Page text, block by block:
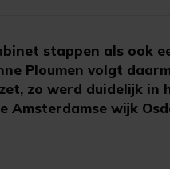
stappen als ook
Ploumen volgt
zo werd duidelijk in
Amsterdamse wijk